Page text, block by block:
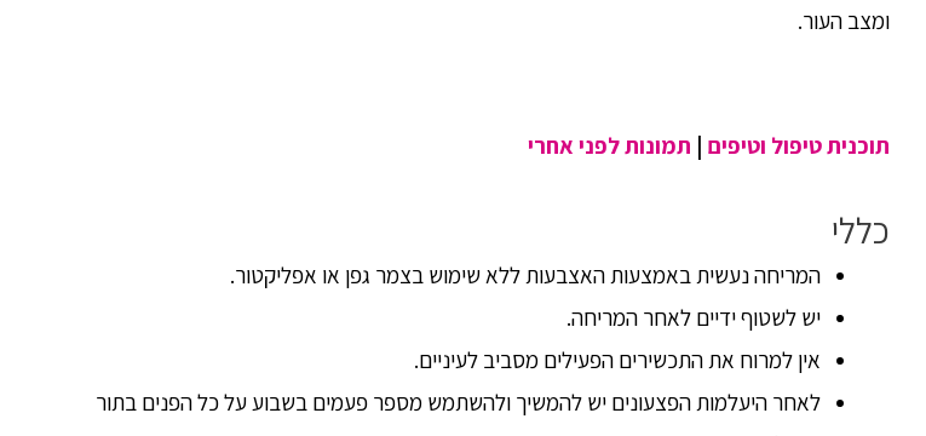
ומצב העור.
תוכנית טיפול וטיפים | תמונות לפני אחרי
כללי
המריחה נעשית באמצעות האצבעות ללא שימוש בצמר גפן או אפליקטור.
יש לשטוף ידיים לאחר המריחה.
אין למרוח את התכשירים הפעילים מסביב לעיניים.
לאחר היעלמות הפצעונים יש להמשיך ולהשתמש מספר פעמים בשבוע על כל הפנים בתור